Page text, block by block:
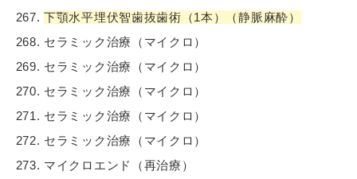
下顎水平埋伏智歯抜歯術（1本）（静脈麻酔）
セラミック治療（マイクロ）
セラミック治療（マイクロ）
セラミック治療（マイクロ）
セラミック治療（マイクロ）
セラミック治療（マイクロ）
マイクロエンド（再治療）